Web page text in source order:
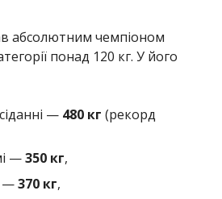
абсолютним чемпіоном
понад 120 кг. У його
— 480 кг (рекорд
—350 кг,
—370 кг,